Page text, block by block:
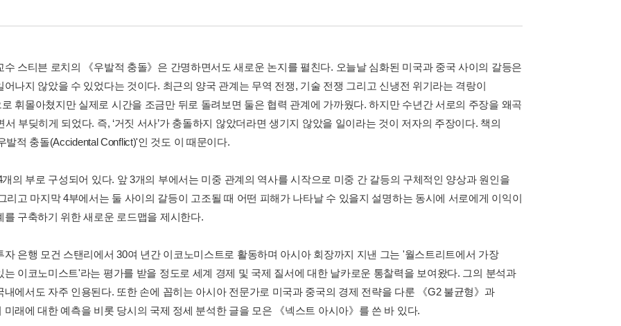
수 스티븐 로치의 《우발적 충돌》은 간명하면서도 새로운 논지를 펼친다. 오늘날 심화된 미국과 중국 사이의 갈등은
어나지 않았을 수 있었다는 것이다. 최근의 양국 관계는 무역 전쟁, 기술 전쟁 그리고 신냉전 위기라는 격랑이
휘몰아쳤지만 실제로 시간을 조금만 뒤로 돌려보면 둘은 협력 관계에 가까웠다. 하지만 수년간 서로의 주장을 왜곡
서 부딪히게 되었다. 즉, ‘거짓 서사’가 충돌하지 않았더라면 생기지 않았을 일이라는 것이 저자의 주장이다. 책의
발적 충돌(Accidental Conflict)'인 것도 이 때문이다.
의 부로 구성되어 있다. 앞 3개의 부에서는 미중 관계의 역사를 시작으로 미중 간 갈등의 구체적인 양상과 원인을
리고 마지막 4부에서는 둘 사이의 갈등이 고조될 때 어떤 피해가 나타날 수 있을지 설명하는 동시에 서로에게 이익이
를 구축하기 위한 새로운 로드맵을 제시한다.
자 은행 모건 스탠리에서 30여 년간 이코노미스트로 활동하며 아시아 회장까지 지낸 그는 '월스트리트에서 가장
는 이코노미스트'라는 평가를 받을 정도로 세계 경제 및 국제 질서에 대한 날카로운 통찰력을 보여왔다. 그의 분석과
내에서도 자주 인용된다. 또한 손에 꼽히는 아시아 전문가로 미국과 중국의 경제 전략을 다룬 《G2 불균형》과
미래에 대한 예측을 비롯 당시의 국제 정세 분석한 글을 모은 《넥스트 아시아》를 쓴 바 있다.